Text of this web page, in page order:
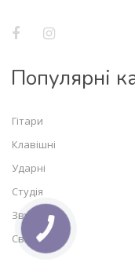
Популярні
Гітари
Клавішні
Ударні
Студія
Звук
Світло